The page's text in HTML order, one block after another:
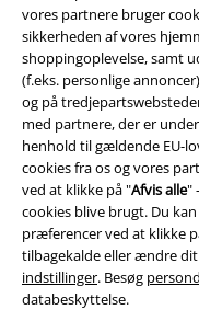
vores partnere bruger
sikkerheden af ​​vores
shoppingoplevelse, samt
(f.eks. personlige
og på
med partnere, der er
henhold til gældende EU-
cookies fra os og vores
ved at klikke på "Afvis alle"
cookies blive brugt. Du
præferencer ved at klikke
tilbagekalde eller ændre
indstillinger. Besøg
databeskyttelse.
Download den nye EMP
A Warner